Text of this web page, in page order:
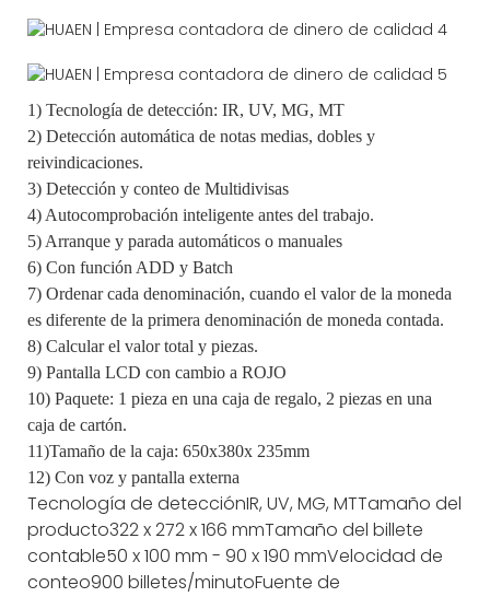
1) Tecnología de detección: IR, UV, MG, MT
2) Detección automática de notas medias, dobles y
reivindicaciones.
3) Detección y conteo de Multidivisas
4) Autocomprobación inteligente antes del trabajo.
5) Arranque y parada automáticos o manuales
6) Con función ADD y Batch
7) Ordenar cada denominación, cuando el valor de la moneda
es diferente de la primera denominación de moneda contada.
8) Calcular el valor total y piezas.
9) Pantalla LCD con cambio a ROJO
10) Paquete: 1 pieza en una caja de regalo, 2 piezas en una
caja de cartón.
11)Tamaño de la caja: 650x380x 235mm
12) Con voz y pantalla externa
Tecnología de detecciónIR, UV, MG, MTTamaño del
producto322 x 272 x 166 mmTamaño del billete
contable50 x 100 mm - 90 x 190 mmVelocidad de
conteo900 billetes/minutoFuente de